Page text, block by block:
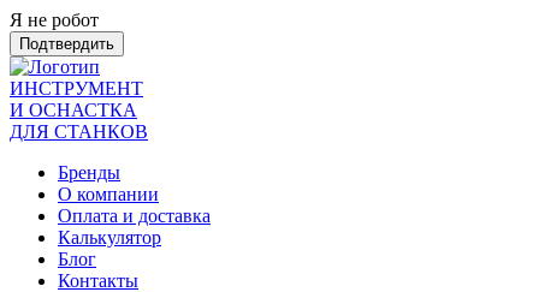
Я не робот
Подтвердить
ИНСТРУМЕНТ
И ОСНАСТКА
ДЛЯ СТАНКОВ
Бренды
О компании
Оплата и доставка
Калькулятор
Блог
Контакты